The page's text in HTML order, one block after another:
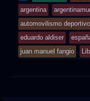
entry
was
posted
in
argentina
automovilismo deportivo
eduardo aldiser
juan manuel fangio